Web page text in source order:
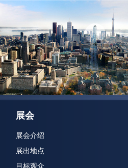
展会
展会介绍
展出地点
目标观众